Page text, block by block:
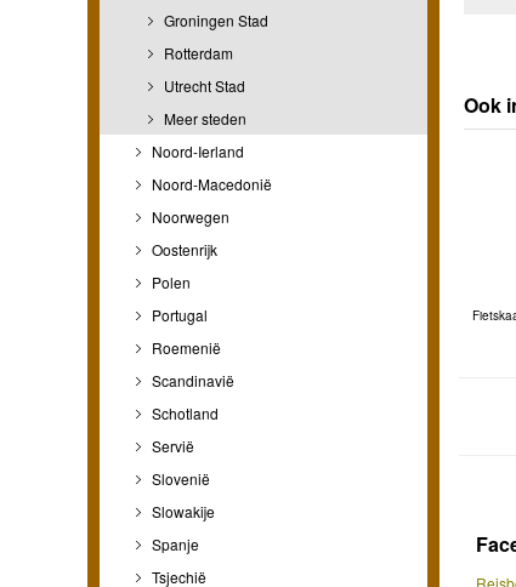
Groningen Stad
Rotterdam
Utrecht Stad
Meer steden
Noord-Ierland
Noord-Macedonië
Noorwegen
Oostenrijk
Polen
Portugal
Roemenië
Scandinavië
Schotland
Servië
Slovenië
Slowakije
Spanje
Tsjechië
Ook